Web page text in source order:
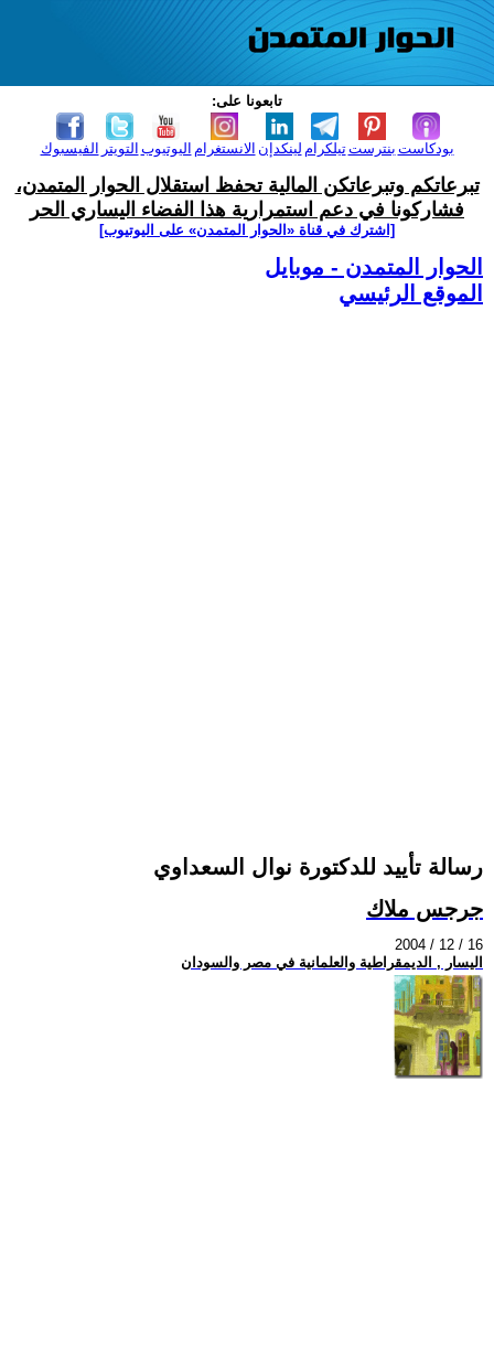
تابعونا على:
الفيسبوك التويتر اليوتيوب الانستغرام لينكدإن تيلكرامبنترست بودكاست
تبرعاتكم وتبرعاتكن المالية تحفظ استقلال الحوار المتمدن،
فشاركونا في دعم استمرارية هذا الفضاء اليساري الحر
[اشترك في قناة ‫«الحوار المتمدن» على اليوتيوب]
الحوار المتمدن - موبايل
الموقع الرئيسي
رسالة تأييد للدكتورة نوال السعداوي
جرجس ملاك
2004 / 12 / 16
اليسار , الديمقراطية والعلمانية في مصر والسودان